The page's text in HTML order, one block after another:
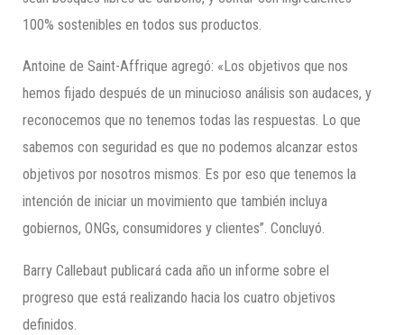
100% sostenibles en todos sus productos.
Antoine de Saint-Affrique agregó: «Los objetivos que nos
hemos fijado después de un minucioso análisis son audaces, y
reconocemos que no tenemos todas las respuestas. Lo que
sabemos con seguridad es que no podemos alcanzar estos
objetivos por nosotros mismos. Es por eso que tenemos la
intención de iniciar un movimiento que también incluya
gobiernos, ONGs, consumidores y clientes”. Concluyó.
Barry Callebaut publicará cada año un informe sobre el
progreso que está realizando hacia los cuatro objetivos
definidos.